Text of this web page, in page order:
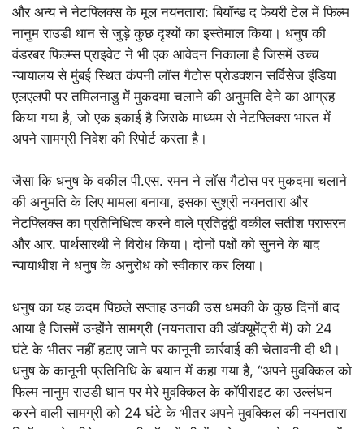
और अन्य ने नेटफ्लिक्स के मूल नयनतारा: बियॉन्ड द फेयरी टेल में फिल्म
नानुम राउडी धान से जुड़े कुछ दृश्यों का इस्तेमाल किया। धनुष की
वंडरबर फिल्म्स प्राइवेट ने भी एक आवेदन निकाला है जिसमें उच्च
न्यायालय से मुंबई स्थित कंपनी लॉस गैटोस प्रोडक्शन सर्विसेज इंडिया
एलएलपी पर तमिलनाडु में मुकदमा चलाने की अनुमति देने का आग्रह
किया गया है, जो एक इकाई है जिसके माध्यम से नेटफ्लिक्स भारत में
अपने सामग्री निवेश की रिपोर्ट करता है।
जैसा कि धनुष के वकील पी.एस. रमन ने लॉस गैटोस पर मुकदमा चलाने
की अनुमति के लिए मामला बनाया, इसका सुश्री नयनतारा और
नेटफ्लिक्स का प्रतिनिधित्व करने वाले प्रतिद्वंद्वी वकील सतीश परासरन
और आर. पार्थसारथी ने विरोध किया। दोनों पक्षों को सुनने के बाद
न्यायाधीश ने धनुष के अनुरोध को स्वीकार कर लिया।
धनुष का यह कदम पिछले सप्ताह उनकी उस धमकी के कुछ दिनों बाद
आया है जिसमें उन्होंने सामग्री (नयनतारा की डॉक्यूमेंट्री में) को 24
घंटे के भीतर नहीं हटाए जाने पर कानूनी कार्रवाई की चेतावनी दी थी।
धनुष के कानूनी प्रतिनिधि के बयान में कहा गया है, “अपने मुवक्किल को
फिल्म नानुम राउडी धान पर मेरे मुवक्किल के कॉपीराइट का उल्लंघन
करने वाली सामग्री को 24 घंटे के भीतर अपने मुवक्किल की नयनतारा